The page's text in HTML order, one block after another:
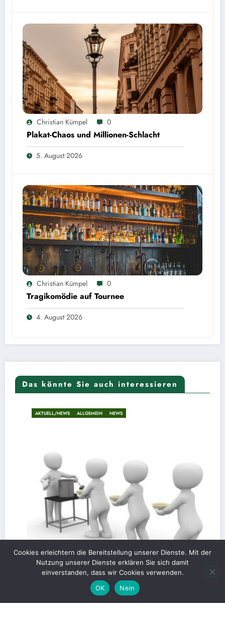
Christian Kümpel 0
Plakat-Chaos und Millionen-Schlacht
5. August 2026
Christian Kümpel 0
Tragikomödie auf Tournee
4. August 2026
Das könnte Sie auch interessieren
AKTUELL/NEWS ALLGEMEIN NEWS
Cookies erleichtern die Bereitstellung unserer Dienste. Mit der
Nutzung unserer Dienste erklären Sie sich damit
einverstanden, dass wir Cookies verwenden.
OK
Nein